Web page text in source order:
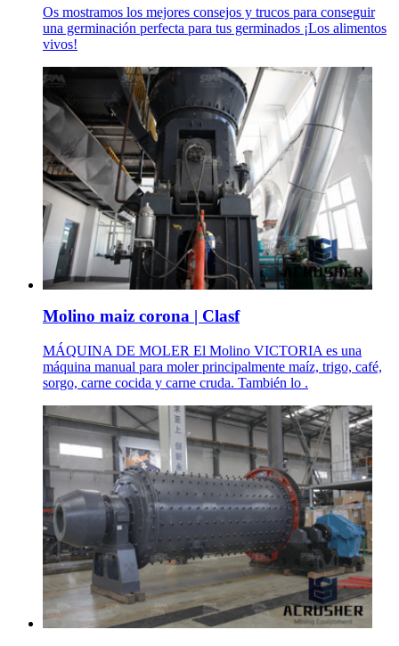
Os mostramos los mejores consejos y trucos para conseguir
una germinación perfecta para tus germinados ¡Los alimentos
vivos!
Molino maiz corona | Clasf
MÁQUINA DE MOLER El Molino VICTORIA es una
máquina manual para moler principalmente maíz, trigo, café,
sorgo, carne cocida y carne cruda. También lo .